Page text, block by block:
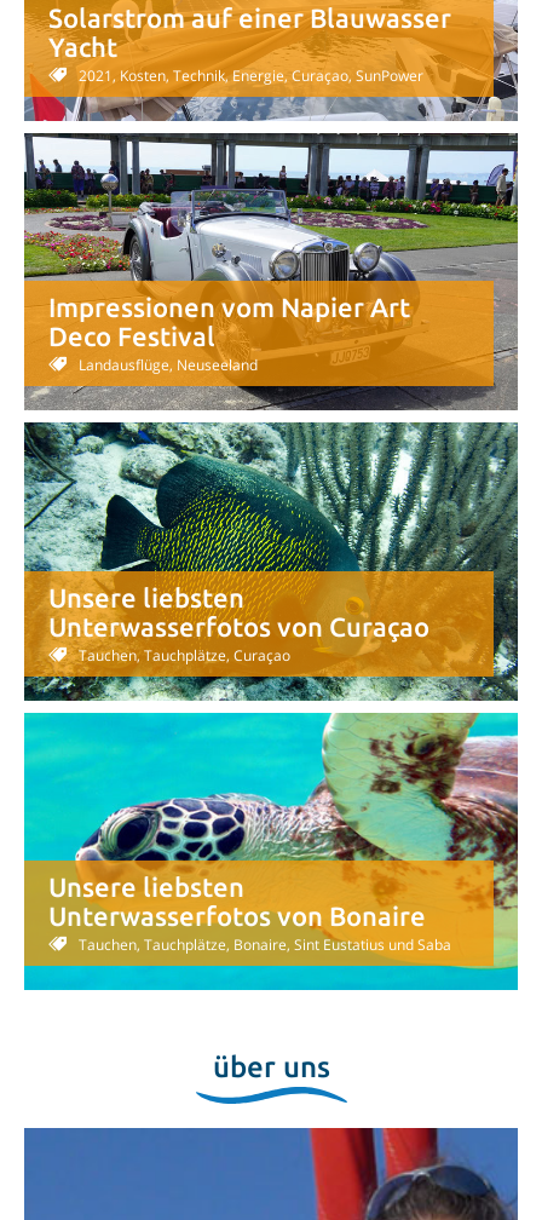
Solarstrom auf einer Blauwasser
Yacht
2021, Kosten, Technik, Energie, Curaçao, SunPower
Impressionen vom Napier Art
Deco Festival
Landausflüge, Neuseeland
Unsere liebsten
Unterwasserfotos von Curaçao
Tauchen, Tauchplätze, Curaçao
Unsere liebsten
Unterwasserfotos von Bonaire
Tauchen, Tauchplätze, Bonaire, Sint Eustatius und Saba
über uns